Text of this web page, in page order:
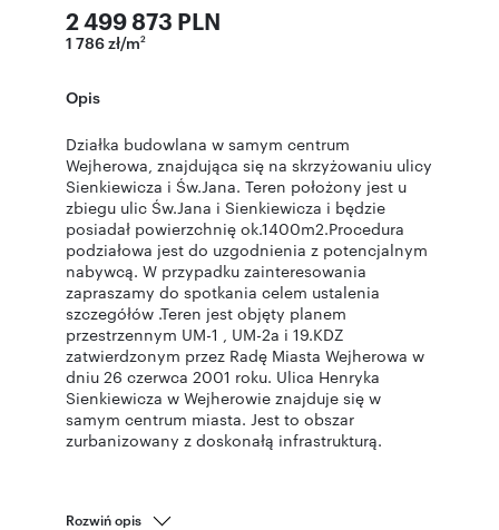
2 499 873 PLN
1 786 zł/m2
Opis
Działka budowlana w samym centrum
Wejherowa, znajdująca się na skrzyżowaniu ulicy
Sienkiewicza i Św.Jana. Teren położony jest u
zbiegu ulic Św.Jana i Sienkiewicza i będzie
posiadał powierzchnię ok.1400m2.Procedura
podziałowa jest do uzgodnienia z potencjalnym
nabywcą. W przypadku zainteresowania
zapraszamy do spotkania celem ustalenia
szczegółów .Teren jest objęty planem
przestrzennym UM-1 , UM-2a i 19.KDZ
zatwierdzonym przez Radę Miasta Wejherowa w
dniu 26 czerwca 2001 roku. Ulica Henryka
Sienkiewicza w Wejherowie znajduje się w
samym centrum miasta. Jest to obszar
zurbanizowany z doskonałą infrastrukturą.
Rozwiń opis